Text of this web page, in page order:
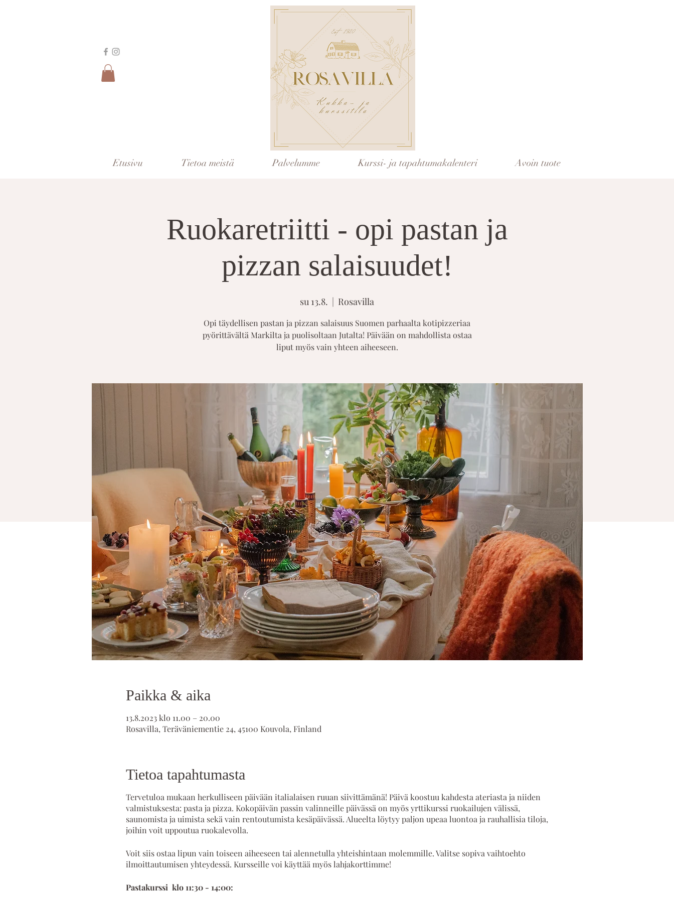
Etusivu Tietoa meistä Palvelumme Kurssi- ja tapahtumakalenteri Avoin tuote
Ruokaretriitti - opi pastan ja
pizzan salaisuudet!
su 13.8.
  |
Rosavilla
Opi täydellisen pastan ja pizzan salaisuus Suomen parhaalta kotipizzeriaa
pyörittävältä Markilta ja puolisoltaan Jutalta! Päivään on mahdollista ostaa
liput myös vain yhteen aiheeseen.
Paikka & aika
13.8.2023 klo 11.00 – 20.00
Rosavilla, Teräväniementie 24, 45100 Kouvola, Finland
Tietoa tapahtumasta
Tervetuloa mukaan herkulliseen päivään italialaisen ruuan siivittämänä! Päivä koostuu kahdesta ateriasta ja niiden
valmistuksesta: pasta ja pizza. Kokopäivän passin valinneille päivässä on myös yrttikurssi ruokailujen välissä,
saunomista ja uimista sekä vain rentoutumista kesäpäivässä. Alueelta löytyy paljon upeaa luontoa ja rauhallisia tiloja,
joihin voit uppoutua ruokalevolla.
Voit siis ostaa lipun vain toiseen aiheeseen tai alennetulla yhteishintaan molemmille. Valitse sopiva vaihtoehto
ilmoittautumisen yhteydessä. Kursseille voi käyttää myös lahjakorttimme!
Pastakurssi klo 11:30 - 14:00: